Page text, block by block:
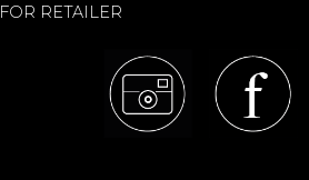
FOR RETAILER